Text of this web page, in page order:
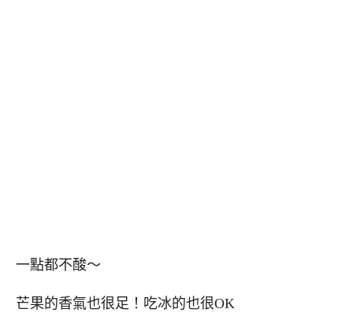
一點都不酸～
芒果的香氣也很足！吃冰的也很OK